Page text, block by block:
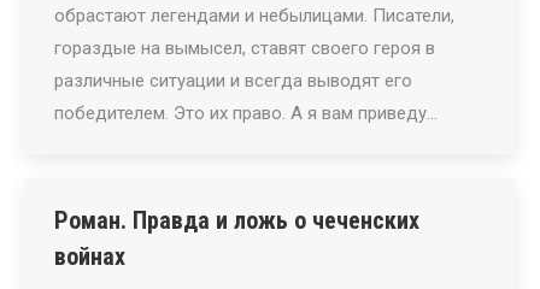
обрастают легендами и небылицами. Писатели,
гораздые на вымысел, ставят своего героя в
различные ситуации и всегда выводят его
победителем. Это их право. А я вам приведу…
Роман. Правда и ложь о чеченских
войнах